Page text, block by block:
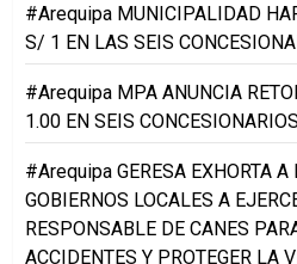
#Arequipa MUNICIPALIDAD
S/ 1 EN LAS SEIS
#Arequipa MPA ANUNCIA
1.00 EN SEIS
#Arequipa GERESA EXHORTA
GOBIERNOS LOCALES A
RESPONSABLE DE CANES
ACCIDENTES Y PROTEGER LA